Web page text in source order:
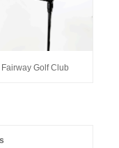
Fairway Golf Club